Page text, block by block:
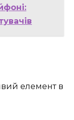
елемент в